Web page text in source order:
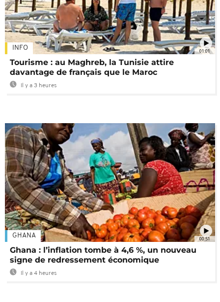
01:01
INFO
Tourisme : au Maghreb, la Tunisie attire
davantage de français que le Maroc
Il y a 3 heures
00:51
GHANA
Ghana : l’inflation tombe à 4,6 %, un nouveau
signe de redressement économique
Il y a 4 heures